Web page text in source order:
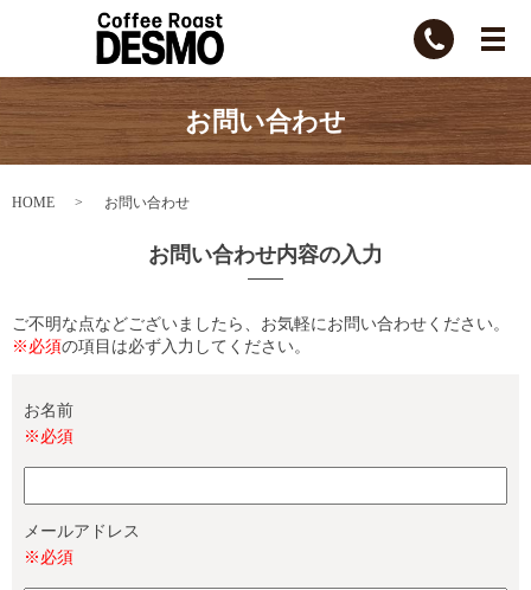
お問い合わせ
HOME お問い合わせ
お問い合わせ内容の入力
ご不明な点などございましたら、お気軽にお問い合わせください。
※必須の項目は必ず入力してください。
お名前
※必須
メールアドレス
※必須